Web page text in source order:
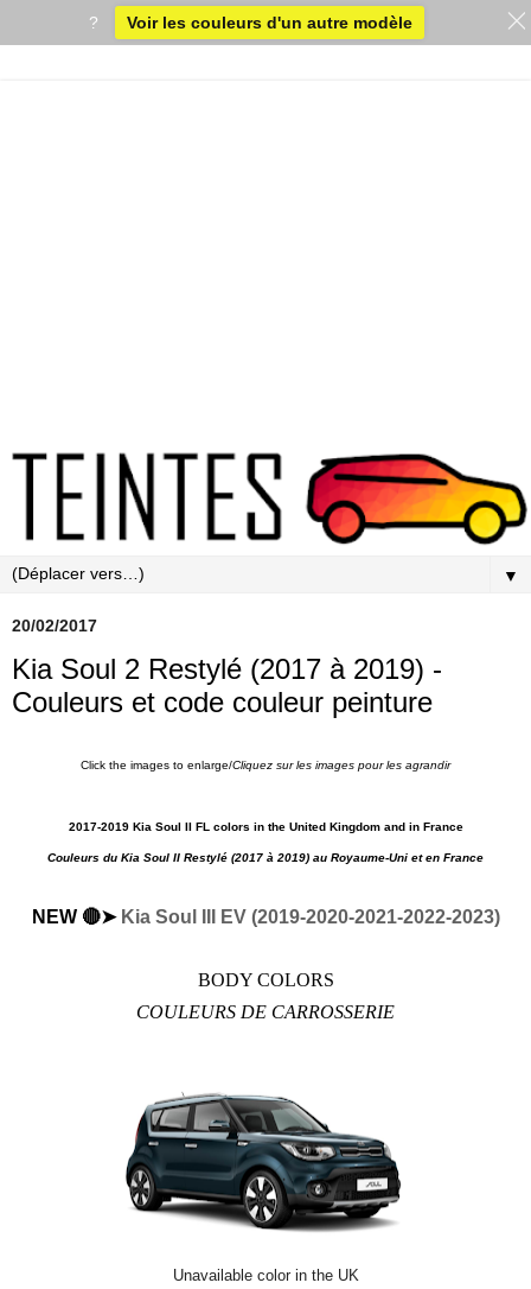
▼
20/02/2017
Kia Soul 2 Restylé (2017 à 2019) -
Couleurs et code couleur peinture
Click the images to enlarge/Cliquez sur les images pour les agrandir
2017-2019 Kia Soul II FL colors in the United Kingdom and in France
Couleurs du Kia Soul II Restylé (2017 à 2019) au Royaume-Uni et en France
NEW 🔴➤ Kia Soul III EV (2019-2020-2021-2022-2023)
BODY COLORS
COULEURS DE CARROSSERIE
Unavailable color in the UK
? Voir les couleurs d'un autre modèle